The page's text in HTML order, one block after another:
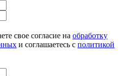
свое согласие на обработку
и соглашаетесь с политикой